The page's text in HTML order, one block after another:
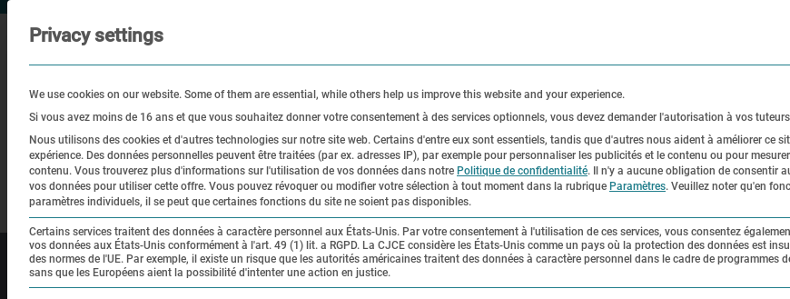
Visite Éducation Site historique Expositions Recherche et
Privacy settings
We use cookies on our website. Some of them are essential, while others help us improve this website and your experience.
Si vous avez moins de 16 ans et que vous souhaitez donner votre consentement à des services optionnels, vous devez demander l'autorisation à vos
Nous utilisons des cookies et d'autres technologies sur notre site web. Certains d'entre eux sont essentiels, tandis que d'autres nous aident à améliorer ce
expérience. Des données personnelles peuvent être traitées (par ex. adresses IP), par exemple pour personnaliser les publicités et le contenu ou pour
contenu. Vous trouverez plus d'informations sur l'utilisation de vos données dans notre Politique de confidentialité.
Il n'y a aucune obligation de consentir
vos données pour utiliser cette offre. Vous pouvez révoquer ou modifier votre sélection à tout moment dans la rubrique Paramètres. Veuillez noter qu'en
paramètres individuels, il se peut que certaines fonctions du site ne soient pas disponibles.
Certains services traitent des données à caractère personnel aux États-Unis. Par votre consentement à l'utilisation de ces services, vous consentez
vos données aux États-Unis conformément à l'art. 49 (1) lit. a RGPD. La CJCE considère les États-Unis comme un pays où la protection des données est
des normes de l'UE. Par exemple, il existe un risque que les autorités américaines traitent des données à caractère personnel dans le cadre de programmes
sans que les Européens aient la possibilité d'intenter une action en justice.